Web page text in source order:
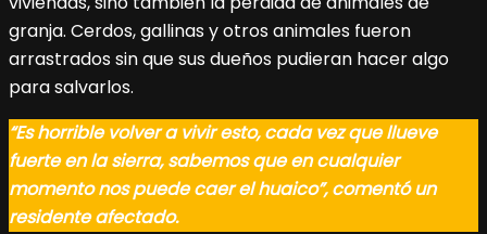
granja. Cerdos, gallinas y otros animales fueron
arrastrados sin que sus dueños pudieran hacer algo
para salvarlos.
“Es horrible volver a vivir esto, cada vez que llueve
fuerte en la sierra, sabemos que en cualquier
momento nos puede caer el huaico”, comentó un
residente afectado.